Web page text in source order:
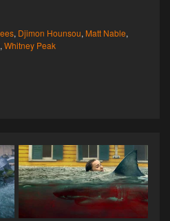
, Djimon Hounsou, Matt Nable,
, Whitney Peak